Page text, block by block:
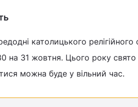
католицького релігійного
на 31 жовтня. Цього року свято
можна буде у вільний час.